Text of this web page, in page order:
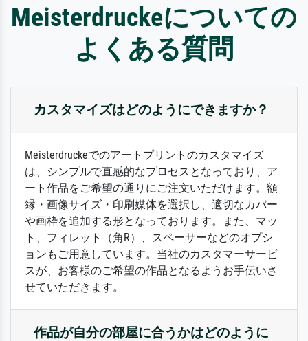
Meisterdruckeについての
よくある質問
カスタマイズはどのようにできますか？
Meisterdruckeでのアートプリントのカスタマイズ
は、シンプルで直感的なプロセスとなっており、ア
ート作品をご希望の通りにご注文いただけます。額
縁・画像サイズ・印刷媒体を選択し、適切なカバー
や画枠を追加する形となっております。また、マッ
ト、フィレット（角R）、スペーサーなどのオプシ
ョンもご用意しています。当社のカスタマーサービ
スが、お客様のご希望の作品となるようお手伝いさ
せていただきます。
作品が自分の部屋に合うかはどのように